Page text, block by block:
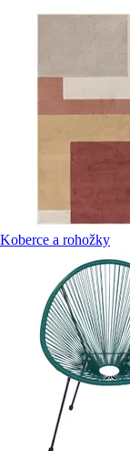
Koberce a rohožky